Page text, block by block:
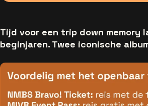
Tijd voor een trip down memory
beginjaren. Twee iconische